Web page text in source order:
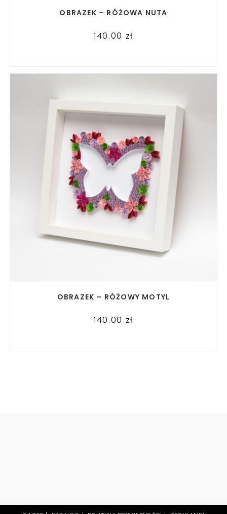
READ MORE
OBRAZEK – RÓŻOWA NUTA
140.00 zł
READ MORE
OBRAZEK – RÓŻOWY MOTYL
140.00 zł